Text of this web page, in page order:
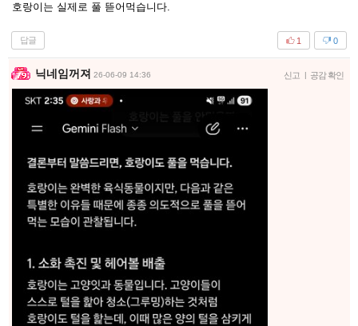
호랑이는 실제로 풀 뜯어먹습니다.
답글 0
1
닉네임꺼져 26-06-09 14:36 신고 공감 확인